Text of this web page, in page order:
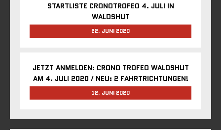
STARTLISTE CRONOTROFEO 4. JULI IN
WALDSHUT
22. JUNI 2020
JETZT ANMELDEN: CRONO TROFEO WALDSHUT
AM 4. JULI 2020 / NEU: 2 FAHRTRICHTUNGEN!
12. JUNI 2020